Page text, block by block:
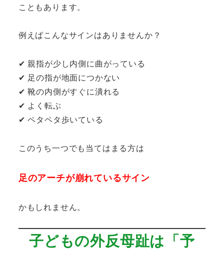
こともあります。
例えばこんなサインはありませんか？
✔ 親指が少し内側に曲がっている
✔ 足の指が地面につかない
✔ 靴の内側がすぐに潰れる
✔ よく転ぶ
✔ ペタペタ歩いている
このうち一つでも当てはまる方は
足のアーチが崩れているサイン
かもしれません。
子どもの外反母趾は「予